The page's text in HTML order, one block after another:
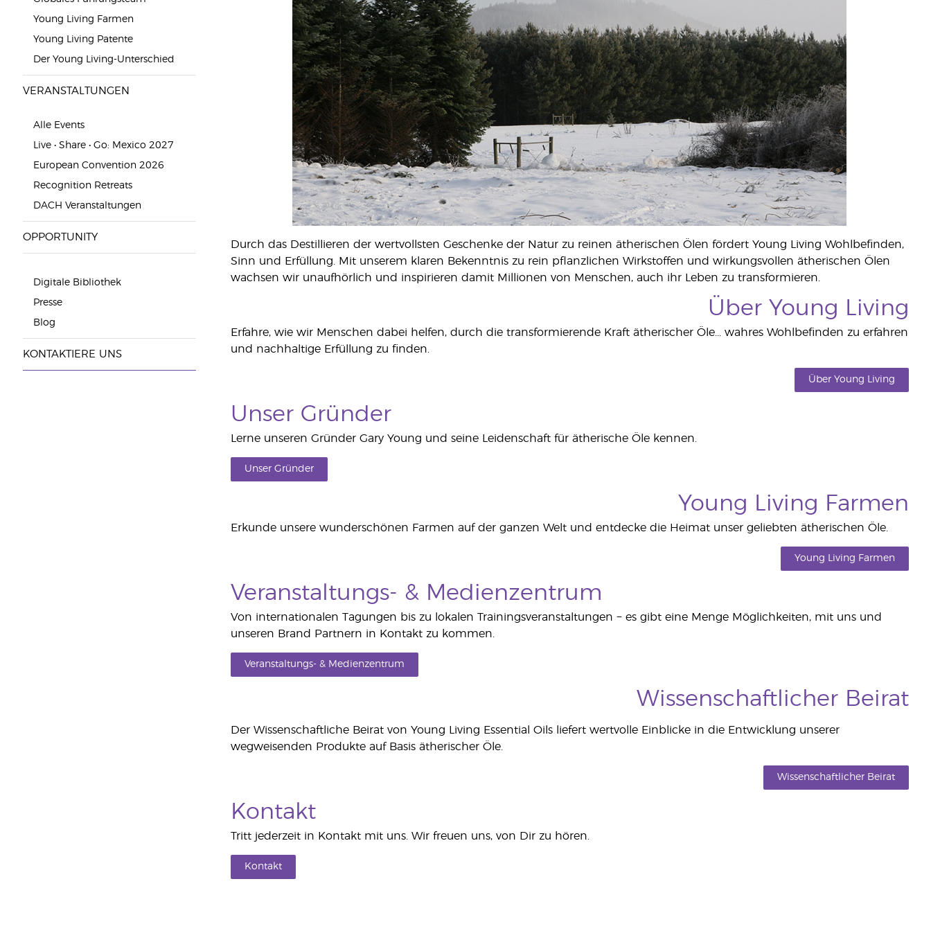
Young Living Farmen
Young Living Patente
Der Young Living-Unterschied
VERANSTALTUNGEN
Alle Events
Live • Share • Go: Mexico 2027
European Convention 2026
Recognition Retreats
DACH Veranstaltungen
OPPORTUNITY
Digitale Bibliothek
Presse
Blog
KONTAKTIERE UNS
Durch das Destillieren der wertvollsten Geschenke der Natur zu reinen ätherischen Ölen fördert Young Living Wohlbefinden,
Sinn und Erfüllung. Mit unserem klaren Bekenntnis zu rein pflanzlichen Wirkstoffen und wirkungsvollen ätherischen Ölen
wachsen wir unaufhörlich und inspirieren damit Millionen von Menschen, auch ihr Leben zu transformieren.
Über Young Living
Erfahre, wie wir Menschen dabei helfen, durch die transformierende Kraft ätherischer Öle... wahres Wohlbefinden zu erfahren
und nachhaltige Erfüllung zu finden.
Über Young Living
Unser Gründer
Lerne unseren Gründer Gary Young und seine Leidenschaft für ätherische Öle kennen.
Unser Gründer
Young Living Farmen
Erkunde unsere wunderschönen Farmen auf der ganzen Welt und entdecke die Heimat unser geliebten ätherischen Öle.
Young Living Farmen
Veranstaltungs- & Medienzentrum
Von internationalen Tagungen bis zu lokalen Trainingsveranstaltungen − es gibt eine Menge Möglichkeiten, mit uns und
unseren Brand Partnern in Kontakt zu kommen.
Veranstaltungs- & Medienzentrum
Wissenschaftlicher Beirat
Der Wissenschaftliche Beirat von Young Living Essential Oils liefert wertvolle Einblicke in die Entwicklung unserer
wegweisenden Produkte auf Basis ätherischer Öle.
Wissenschaftlicher Beirat
Kontakt
Tritt jederzeit in Kontakt mit uns. Wir freuen uns, von Dir zu hören.
Kontakt